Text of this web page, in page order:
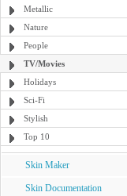
Metallic
Nature
People
TV/Movies
Holidays
Sci-Fi
Stylish
Top 10
Skin Maker
Skin Documentation